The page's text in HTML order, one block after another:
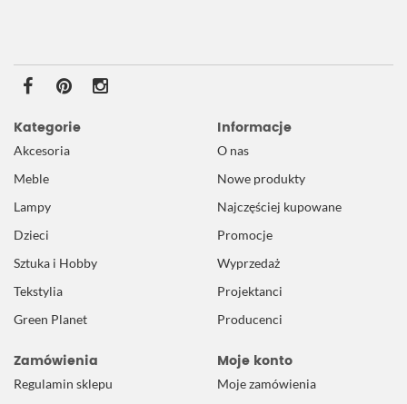
Kategorie
Akcesoria
Meble
Lampy
Dzieci
Sztuka i Hobby
Tekstylia
Green Planet
Informacje
O nas
Nowe produkty
Najczęściej kupowane
Promocje
Wyprzedaż
Projektanci
Producenci
Zamówienia
Regulamin sklepu
Moje konto
Moje zamówienia